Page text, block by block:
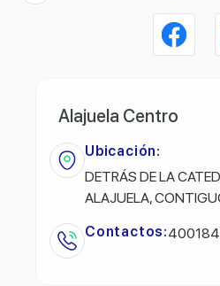
Alajuela Centro
Ubicación:
DETRÁS DE LA
ALAJUELA,
Contactos: